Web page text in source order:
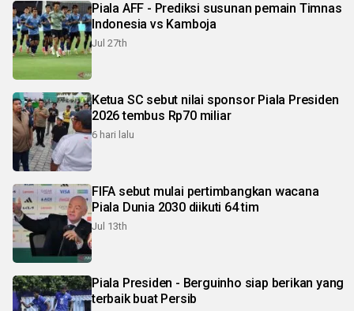
Piala AFF - Prediksi susunan pemain Timnas
Indonesia vs Kamboja
Jul 27th
Ketua SC sebut nilai sponsor Piala Presiden
2026 tembus Rp70 miliar
6 hari lalu
FIFA sebut mulai pertimbangkan wacana
Piala Dunia 2030 diikuti 64 tim
Jul 13th
Piala Presiden - Berguinho siap berikan yang
terbaik buat Persib